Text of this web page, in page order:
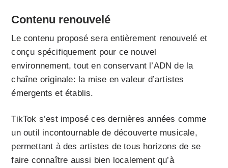
Contenu renouvelé
Le contenu proposé sera entièrement renouvelé et
conçu spécifiquement pour ce nouvel
environnement, tout en conservant l’ADN de la
chaîne originale: la mise en valeur d’artistes
émergents et établis.
TikTok s’est imposé ces dernières années comme
un outil incontournable de découverte musicale,
permettant à des artistes de tous horizons de se
faire connaître aussi bien localement qu’à